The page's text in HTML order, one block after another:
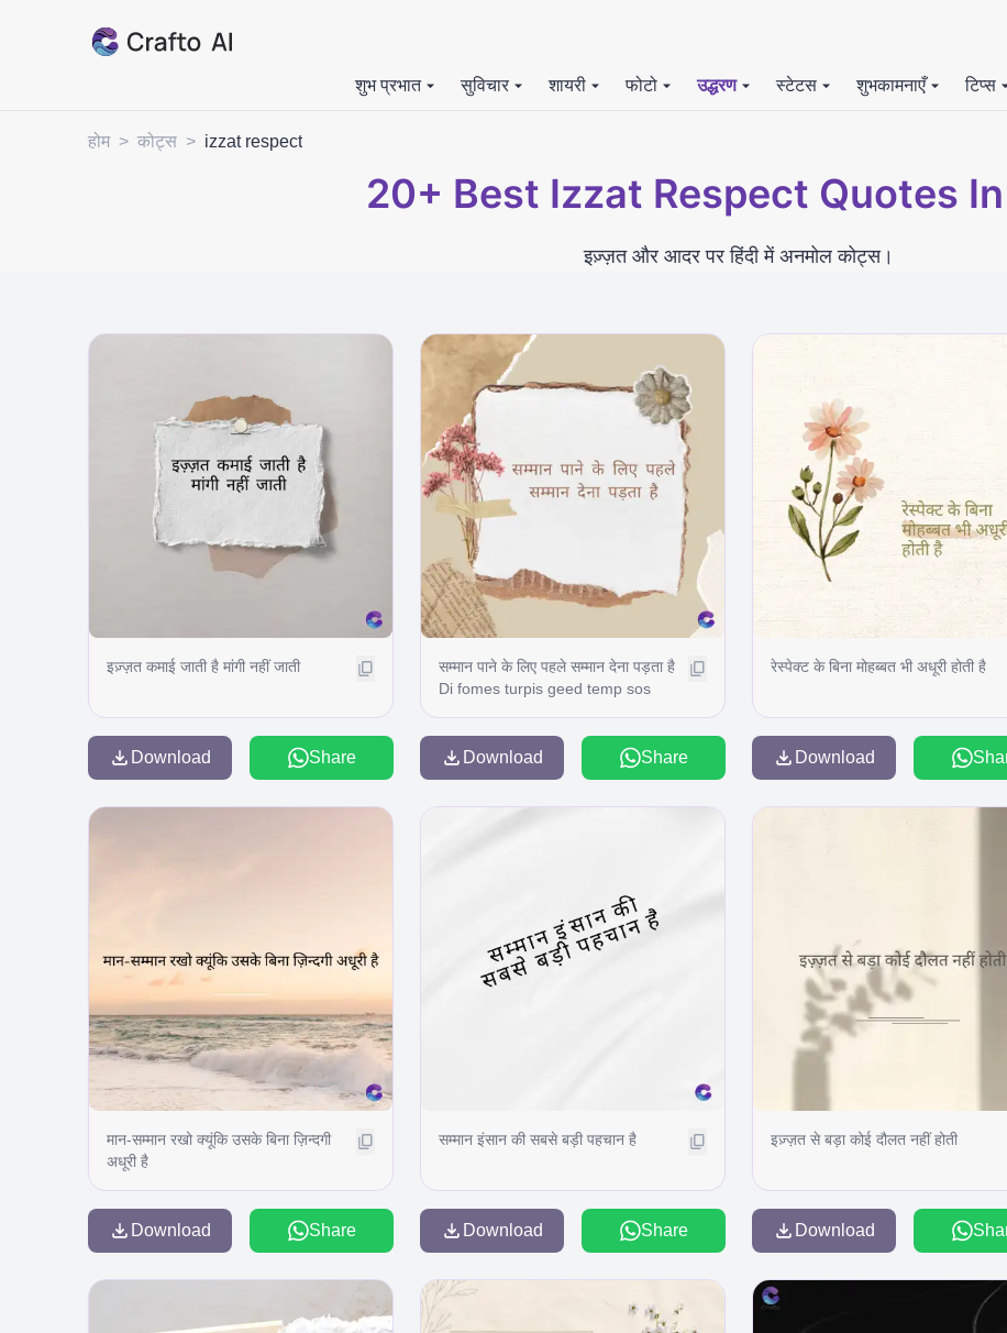
शुभ प्रभात सुविचार शायरी फोटो उद्धरण स्टेटस शुभकामनाएँ टिप्स
होम > कोट्स > izzat respect
20+ Best Izzat Respect Quotes
इज़्ज़त और आदर पर हिंदी में अनमोल कोट्स।
इज़्ज़त कमाई जाती है मांगी नहीं जाती
Download Share
सम्मान पाने के लिए पहले सम्मान देना पड़ता है
Di fomes turpis geed temp sos
power des congeal per gillis id
conter purss it fasci geid uiterler.
Risse a pris. Tincidu ng ela
Download Share
रेस्पेक्ट के बिना मोहब्बत भी अधूरी होती है
Download
मान-सम्मान रखो क्यूंकि उसके बिना ज़िन्दगी
अधूरी है
Download Share
सम्मान इंसान की सबसे बड़ी पहचान है
Download Share
इज़्ज़त से बड़ा कोई दौलत नहीं होती
Download